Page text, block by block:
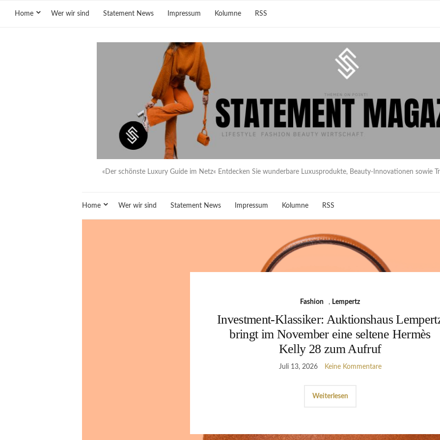
Home Wer wir sind Statement News Impressum Kolumne RSS
«Der schönste Luxury Guide im Netz« Entdecken Sie wunderbare Luxusprodukte, Beauty-Innovationen sowie
Home Wer wir sind Statement News Impressum Kolumne RSS
Fashion , Lempertz
Investment-Klassiker: Auktionshaus
bringt im November eine seltene Hermès
Kelly 28 zum Aufruf
Juli 13, 2026 Keine Kommentare
Weiterlesen